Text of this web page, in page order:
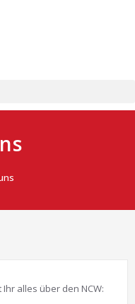
alles über den NCW: